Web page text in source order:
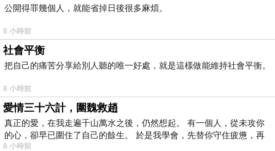
公開得罪幾個人，就能省掉日後很多麻煩。
8 小時前
社會平衡
把自己的痛苦分享給別人聽的唯一好處，就是這樣做能維持社會平衡。
8 小時前
愛情三十六計，圍魏救趙
真正的愛，在我走遍千山萬水之後，仍然想起。 有一個人，從未攻你
的心，卻早已圍住了自己的餘生。 於是我學會，先替你守住疲憊，再
8 小時前